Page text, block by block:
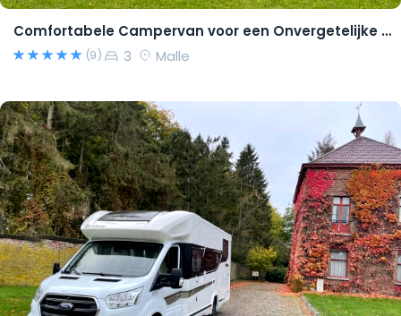
Comfortabele Campervan voor een Onvergetelijke Reis!
(9) 3 Malle